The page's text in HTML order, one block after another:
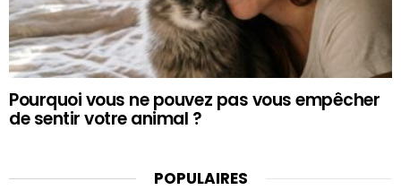
Pourquoi vous ne pouvez pas vous empêcher
de sentir votre animal ?
POPULAIRES